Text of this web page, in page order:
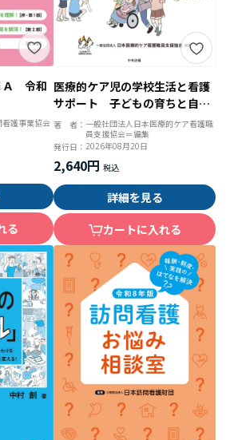
Ａ 令和
護事業協会
る
医療的ケア児の学校生活と看護
サポート 子どもの育ちと自律
を促すアプローチ
著 者： 一般社団法人日本医療的ケア看護職
員支援協会＝編集
発行日： 2026年08月20日
2,640円
詳細を見る
カートに入れる